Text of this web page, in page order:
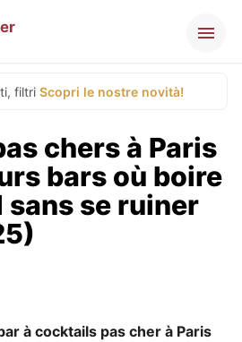
filtri Scopri le nostre novità!
chers à Paris
bars où boire
se ruiner
à cocktails pas cher à Paris